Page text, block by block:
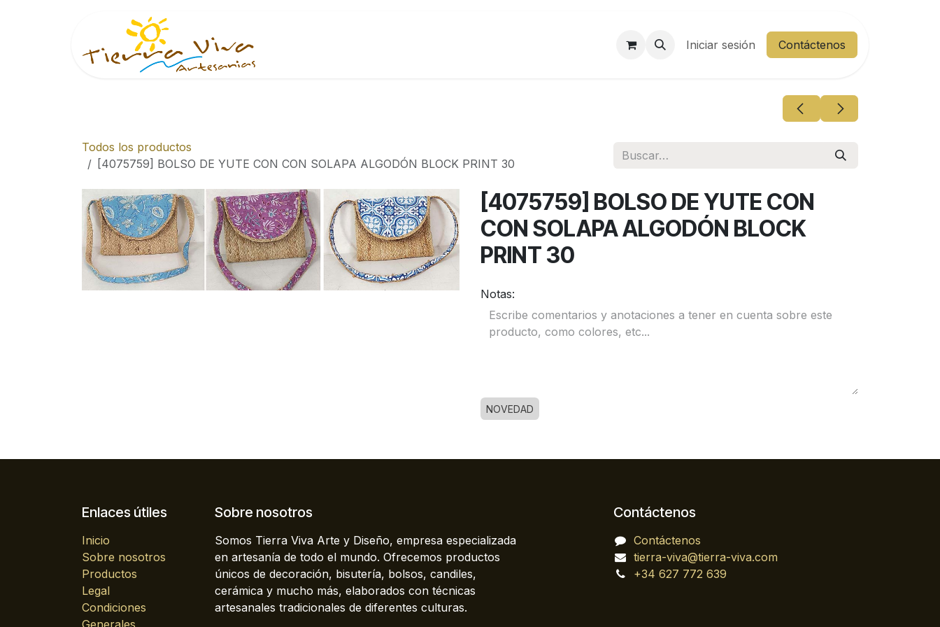
Preguntas Frecuentes Área Cliente
Iniciar sesión Contáctenos
Todos los productos
[4075759] BOLSO DE YUTE CON CON SOLAPA ALGODÓN BLOCK PRINT 30
[4075759] BOLSO DE YUTE CON
CON SOLAPA ALGODÓN BLOCK
PRINT 30
Notas:
NOVEDAD
Enlaces útiles
Inicio
Sobre nosotros
Productos
Legal
Condiciones
Sobre nosotros
Somos Tierra Viva Arte y Diseño, empresa especializada
en artesanía de todo el mundo. Ofrecemos productos
únicos de decoración, bisutería, bolsos, candiles,
cerámica y mucho más, elaborados con técnicas
artesanales tradicionales de diferentes culturas.
Contáctenos
Contáctenos
tierra-viva@tierra-viva.com
+34 627 772 639